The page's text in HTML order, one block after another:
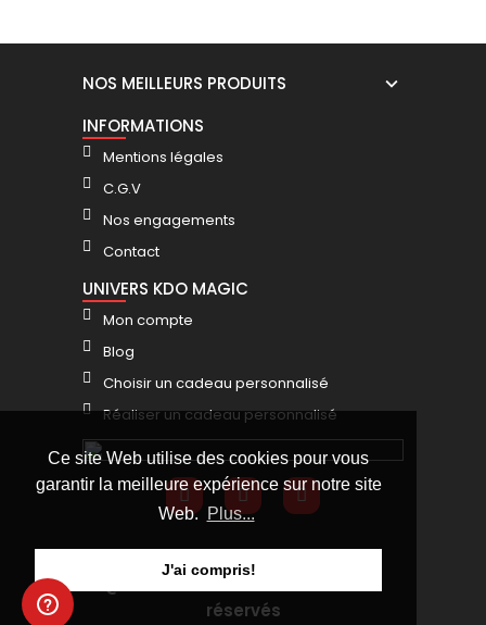
Ce site Web utilise des cookies pour vous
garantir la meilleure expérience sur notre site
Web. Plus...
J'ai compris!
NOS MEILLEURS PRODUITS
INFORMATIONS
Mentions légales
C.G.V
Nos engagements
Contact
UNIVERS KDO MAGIC
Mon compte
Blog
Choisir un cadeau personnalisé
Réaliser un cadeau personnalisé
@KDO MAGIC 2025 - Tous droits
réservés